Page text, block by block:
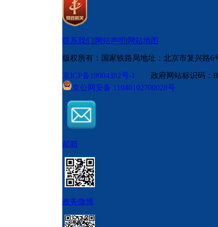
联系我们|网站声明|网站地图
版权所有：国家铁路局地址：北京市复兴路6
京ICP备19004382号-1
政府网站标识码
京公网安备 11040102700028号
邮箱
政务微博